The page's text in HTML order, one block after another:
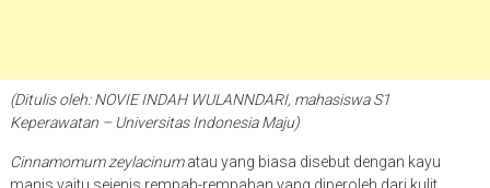
(Ditulis oleh:NOVIE INDAH WULANNDARI, mahasiswa S1
Keperawatan – Universitas Indonesia Maju)
Cinnamomum zeylacinumatau yang biasa disebut dengan kayu